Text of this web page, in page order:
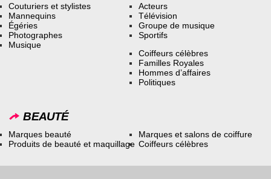
Couturiers et stylistes
Mannequins
Égéries
Photographes
Musique
Acteurs
Télévision
Groupe de musique
Sportifs
Coiffeurs célèbres
Familles Royales
Hommes d’affaires
Politiques
BEAUTÉ
Marques beauté
Produits de beauté et maquillage
Marques et salons de coiffure
Coiffeurs célèbres